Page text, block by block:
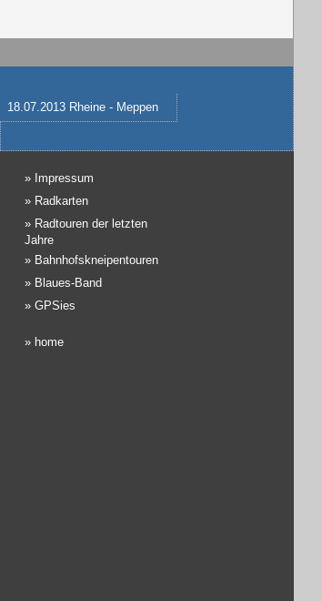
18.07.2013 Rheine - Meppen
» Impressum
» Radkarten
» Radtouren der letzten
Jahre
» Bahnhofskneipentouren
» Blaues-Band
» GPSies
» home